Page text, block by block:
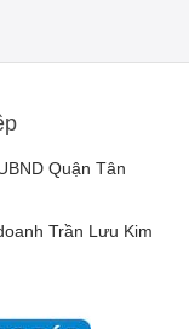
Quận Tân
Trần Lưu Kim